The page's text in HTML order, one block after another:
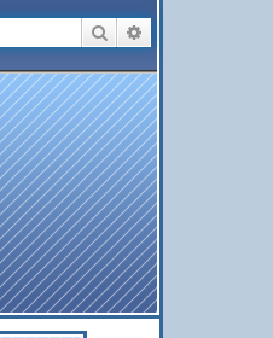
Rechercher